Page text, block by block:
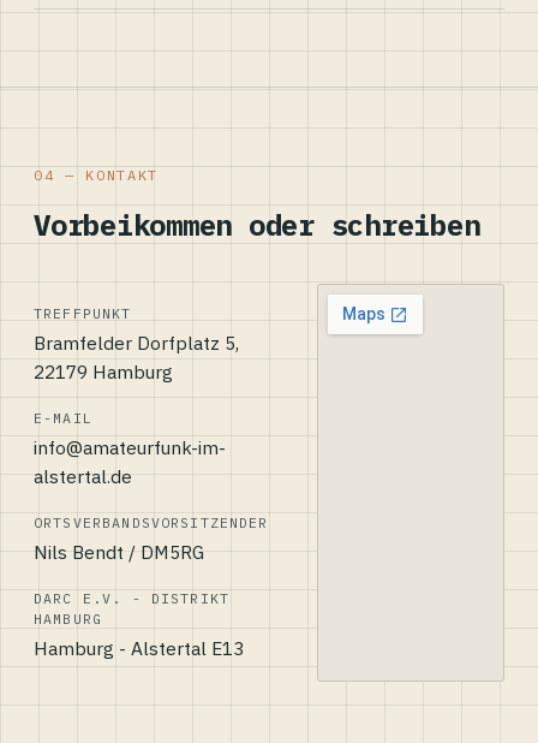
04 — KONTAKT
Vorbeikommen oder schreiben
TREFFPUNKT
Bramfelder Dorfplatz 5,
22179 Hamburg
E-MAIL
info@amateurfunk-im-
alstertal.de
ORTSVERBANDSVORSITZENDER
Nils Bendt / DM5RG
DARC E.V. - DISTRIKT
HAMBURG
Hamburg - Alstertal E13